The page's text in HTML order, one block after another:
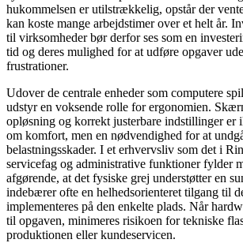
hukommelsen er utilstrækkelig, opstår der
kan koste mange arbejdstimer over et helt år.
til virksomheder bør derfor ses som en
tid og deres mulighed for at udføre opgaver
frustrationer.
Udover de centrale enheder som computere
udstyr en voksende rolle for ergonomien.
opløsning og korrekt justerbare indstillinger er
om komfort, men en nødvendighed for at
belastningsskader. I et erhvervsliv som det i
servicefag og administrative funktioner fylder
afgørende, at det fysiske grej understøtter en
indebærer ofte en helhedsorienteret tilgang til
implementeres på den enkelte plads. Når
til opgaven, minimeres risikoen for tekniske
produktionen eller kundeservicen.